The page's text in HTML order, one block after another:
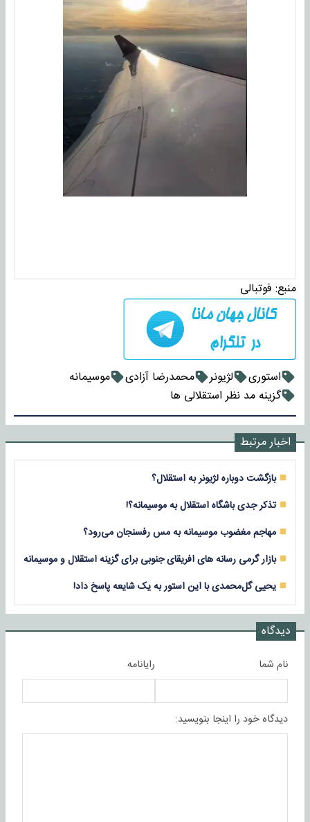
منبع: فوتبالی
استوری لژیونر محمدرضا آزادی
موسیمانه
گزینه مد نظر استقلالی ها
اخبار مرتبط
بازگشت دوباره لژیونر به استقلال؟
تذکر جدی باشگاه استقلال به موسیمانه؟!
مهاجم مغضوب موسیمانه به مس رفسنجان می‌رود؟
بازار گرمی رسانه های افریقای جنوبی برای گزینه استقلال و موسیمانه
یحیی گل‌محمدی با این استور به یک شایعه پاسخ داد!
دیدگاه
نام شما رایانامه
دیدگاه خود را اینجا بنویسید: